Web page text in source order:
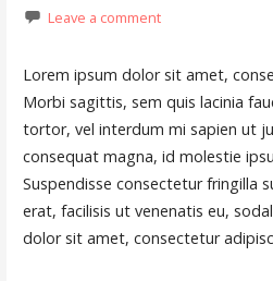
Leave a comment
Lorem ipsum dolor sit amet,
Morbi sagittis, sem quis lacinia
tortor, vel interdum mi sapien ut
consequat magna, id molestie
Suspendisse consectetur fringilla
erat, facilisis ut venenatis eu,
dolor sit amet, consectetur